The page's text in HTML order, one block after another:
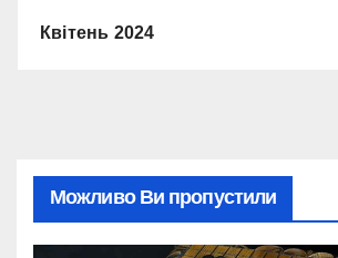
Квітень 2024
Можливо Ви пропустили